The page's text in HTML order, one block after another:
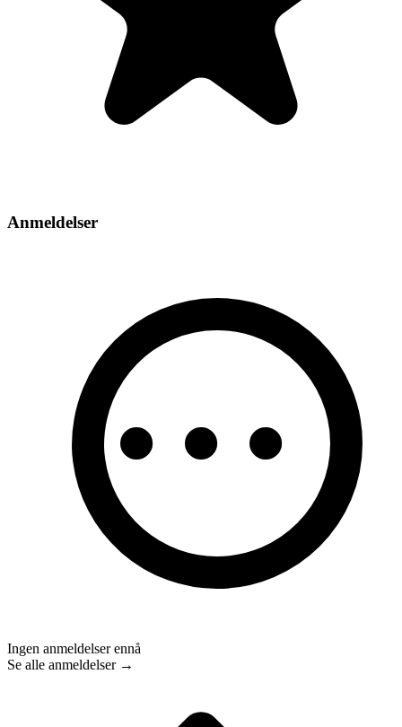
Anmeldelser
Ingen anmeldelser ennå
Se alle anmeldelser →